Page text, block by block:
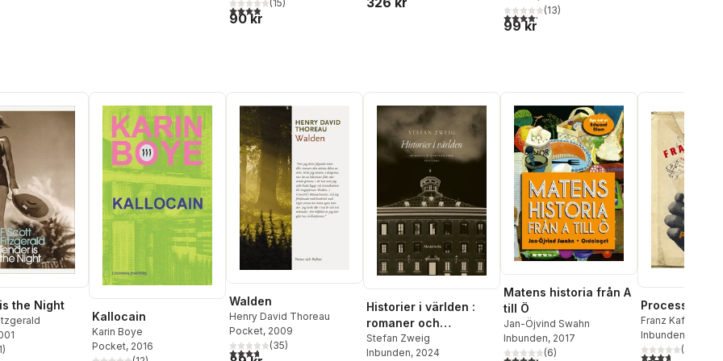
3,9utav 5 stjärnor. Totalt antal röster:
(15)
90 kr
4,2utav 5 stjärnor. Totalt antal röster:
(13)
99 kr
the Night
Totalt antal röster:
1)
Kallocain
Karin Boye
Pocket, 2016
Walden
Henry David Thoreau
Pocket, 2009
3,7utav 5 stjärnor. Totalt antal röster:
(35)
Historier i världen :
romaner och
kortromaner 1910-
1942
Stefan Zweig
Inbunden, 2024
Matens historia från A
till Ö
Jan-Öjvind Swahn
Inbunden, 2017
4,3utav 5 stjärnor. Totalt antal röster:
(6)
Processen
Franz Kafka
Inbunden
3,7utav 5(